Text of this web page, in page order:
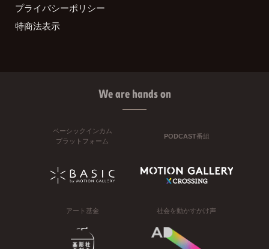
プライバシーポリシー
特商法表示
We are hands on
ベーシックインカム
プラットフォーム
PODCAST番組
アート基金 社会を動かすかけ声